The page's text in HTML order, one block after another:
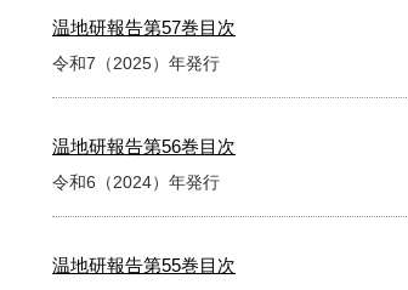
温地研報告第57巻目次
令和7（2025）年発行
温地研報告第56巻目次
令和6（2024）年発行
温地研報告第55巻目次